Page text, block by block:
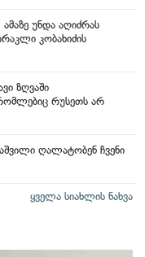
უნდა აღიძრას
კობახიძის
ზღვაში
რუსეთს არ
ღალატობენ ჩვენი
ყველა სიახლის ნახვა